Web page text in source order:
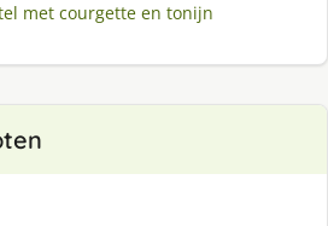
met courgette en tonijn